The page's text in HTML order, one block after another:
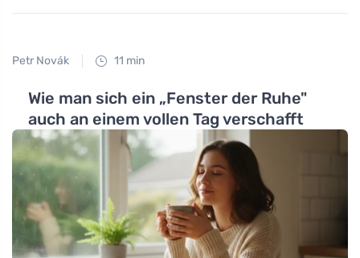
Petr Novák 11 min
Wie man sich ein „Fenster der Ruhe"
auch an einem vollen Tag verschafft